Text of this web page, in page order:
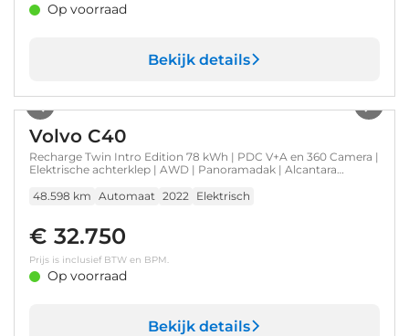
Op voorraad
Bekijk details
Volvo C40
Recharge Twin Intro Edition 78 kWh | PDC V+A en 360 Camera |
Elektrische achterklep | AWD | Panoramadak | Alcantara
48.598 km Automaat 2022 Elektrisch
€ 32.750
Prijs is inclusief BTW en BPM.
Op voorraad
Bekijk details